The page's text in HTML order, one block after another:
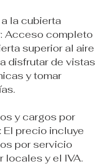
la cubierta
Acceso completo
superior al aire
disfrutar de vistas
y tomar
y cargos por
El precio incluye
por servicio
locales y el IVA.